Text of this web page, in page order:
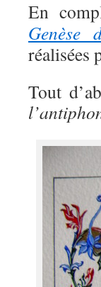
En
Genèse
réalisées
Tout